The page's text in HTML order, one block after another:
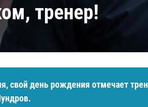
тренер!
свой день рождения отмечает